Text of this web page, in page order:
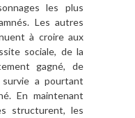
les plus
Les autres
à croire aux
sociale, de la
gagné, de
survie a pourtant
En maintenant
structurent, les